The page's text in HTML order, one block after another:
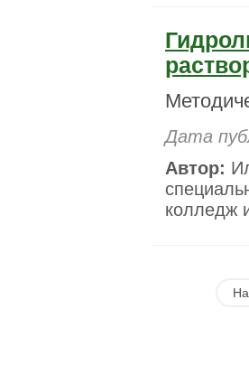
Дата
Автор:
колледж